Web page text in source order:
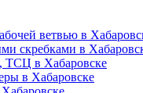
ветвью в
скребками в
ТСЦ в Хабаровске
в Хабаровске